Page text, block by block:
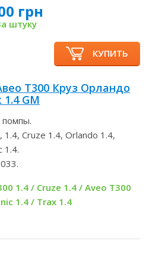
грн
штуку
КУПИТЬ
Т300 Круз Орландо
GM
помпы.
Cruze 1.4, Orlando 1.4,
1.4.
1.4 / Cruze 1.4 / Aveo T300
1.4 / Trax 1.4